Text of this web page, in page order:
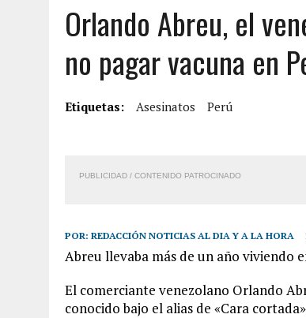
2 AGOSTO, 2026 |
FALCÓN: MUJER ATACÓ CON
6 AGOSTO, 2026 | MISTERIOSA MUERTE DE
6 AGOSTO, 2026 | BARINAS: ADOLESCENTE SE
Orlando Abreu, el
no pagar vacuna en
Etiquetas: Asesinatos Perú
PUBLICIDAD / CONTENIDO PATROCINADO
POR: REDACCIÓN NOTICIAS AL DIA Y A LA HORA
Abreu llevaba más de un año viviendo
El comerciante venezolano Orlando
conocido bajo el alias de «Cara